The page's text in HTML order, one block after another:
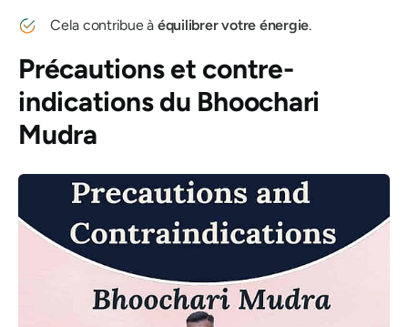
Cela contribue à équilibrer votre énergie.
Précautions et contre-
indicationsdu Bhoochari
Mudra